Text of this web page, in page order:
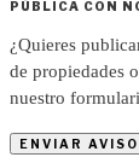
PÚBLICA CON
¿Quieres
de propiedades
nuestro
ENVIAR